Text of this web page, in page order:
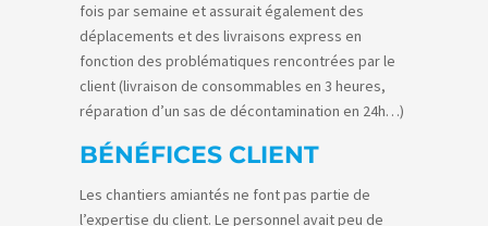
fois par semaine et assurait également des
déplacements et des livraisons express en
fonction des problématiques rencontrées par le
client (livraison de consommables en 3 heures,
réparation d’un sas de décontamination en 24h…)
BÉNÉFICES CLIENT
Les chantiers amiantés ne font pas partie de
l’expertise du client. Le personnel avait peu de